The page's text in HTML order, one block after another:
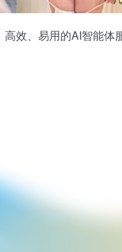
效、易用的AI智能体